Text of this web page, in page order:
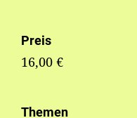
Preis
16,00 €
Themen